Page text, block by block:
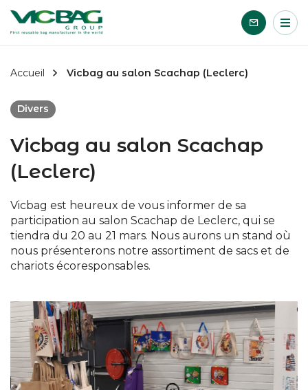
Accueil
Accueil Vicbag au salon Scachap (Leclerc)
Divers
Vicbag au salon Scachap
(Leclerc)
Vicbag est heureux de vous informer de sa
participation au salon Scachap de Leclerc, qui se
tiendra du 20 au 21 mars. Nous aurons un stand où
nous présenterons notre assortiment de sacs et de
chariots écoresponsables.